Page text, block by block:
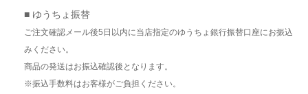
■ ゆうちょ振替
ご注文確認メール後5日以内に当店指定のゆうちょ銀行振替口座にお振込
みください。
商品の発送はお振込確認後となります。
※振込手数料はお客様がご負担ください。